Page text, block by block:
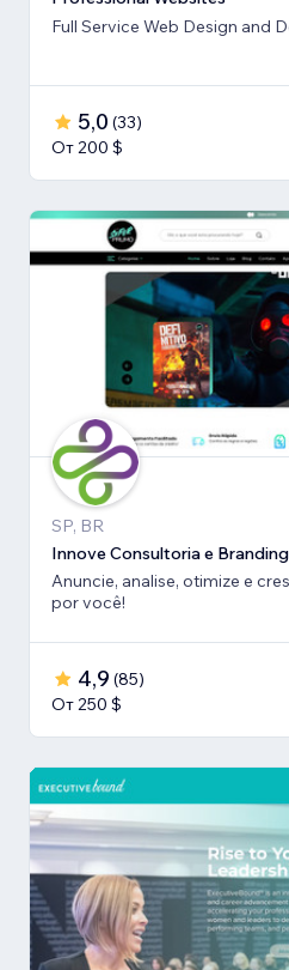
Full Service Web Design and
5,0 (33)
От 200 $
SP, BR
Innove Consultoria e
Anuncie, analise, otimize e
por você!
4,9 (85)
От 250 $